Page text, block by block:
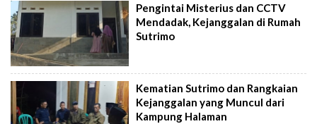
Pengintai Misterius dan CCTV
Mendadak, Kejanggalan di Rumah
Sutrimo
Kematian Sutrimo dan Rangkaian
Kejanggalan yang Muncul dari
Kampung Halaman